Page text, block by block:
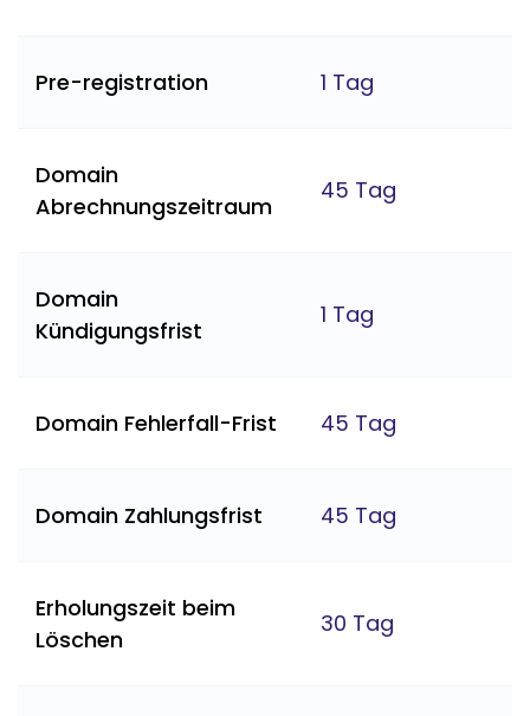
Pre-registration 1 Tag
Domain
Abrechnungszeitraum
45 Tag
Domain
Kündigungsfrist
1 Tag
Domain Fehlerfall-Frist 45 Tag
Domain Zahlungsfrist 45 Tag
Erholungszeit beim
Löschen
30 Tag